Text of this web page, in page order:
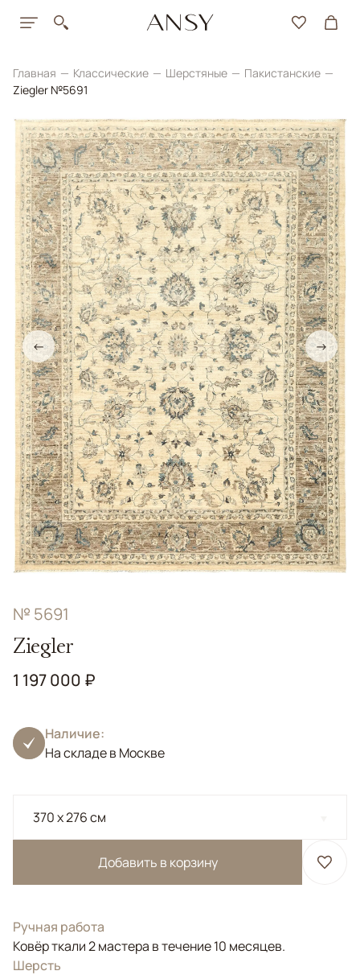
Главная Классические Шерстяные
Пакистанские
Ziegler №5691
← →
№ 5691
Ziegler
1 197 000 ₽
Наличие:
На складе в Москве
370 x 276 см
Добавить в корзину
Ручная работа
Ковёр ткали 2 мастера в течение 10 месяцев.
Шерсть